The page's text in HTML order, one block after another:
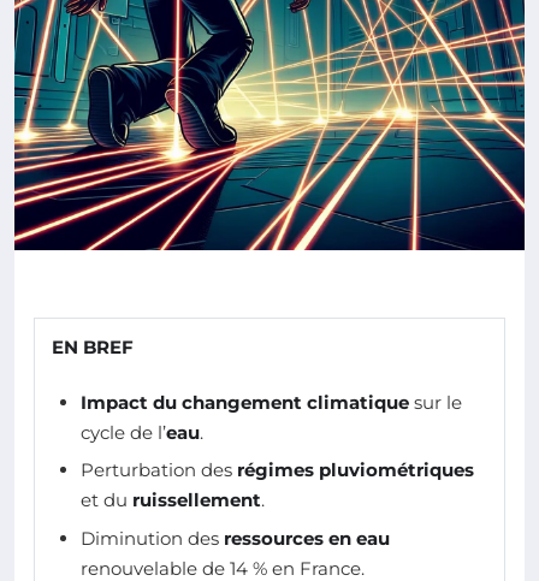
EN BREF
Impact du changement climatique sur le
cycle de l’eau.
Perturbation des régimes pluviométriques
et du ruissellement.
Diminution des ressources en eau
renouvelable de 14 % en France.